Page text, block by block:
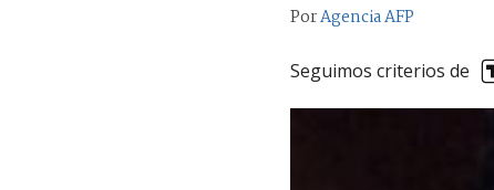
PorAgencia AFP
Seguimos criterios de